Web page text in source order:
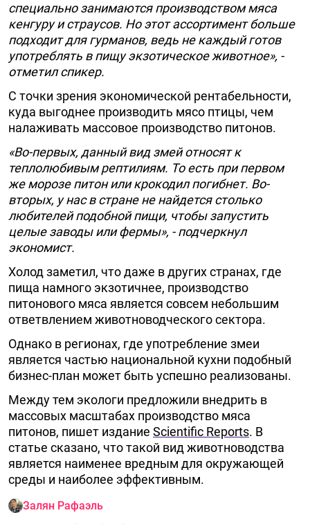
специально занимаются производством мяса
кенгуру и страусов. Но этот ассортимент больше
подходит для гурманов, ведь не каждый готов
употреблять в пищу экзотическое животное», -
отметил спикер.
С точки зрения экономической рентабельности,
куда выгоднее производить мясо птицы, чем
налаживать массовое производство питонов.
«Во-первых, данный вид змей относят к
теплолюбивым рептилиям. То есть при первом
же морозе питон или крокодил погибнет. Во-
вторых, у нас в стране не найдется столько
любителей подобной пищи, чтобы запустить
целые заводы или фермы», - подчеркнул
экономист.
Холод заметил, что даже в других странах, где
пища намного экзотичнее, производство
питонового мяса является совсем небольшим
ответвлением животноводческого сектора.
Однако в регионах, где употребление змеи
является частью национальной кухни подобный
бизнес-план может быть успешно реализованы.
Между тем экологи предложили внедрить в
массовых масштабах производство мяса
питонов, пишет издание Scientific Reports. В
статье сказано, что такой вид животноводства
является наименее вредным для окружающей
среды и наиболее эффективным.
Залян Рафаэль